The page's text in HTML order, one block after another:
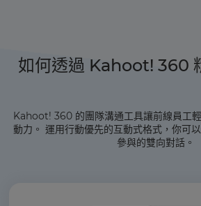
如何透過 Kahoot! 360
Kahoot! 360 的團隊溝通工具讓前線員工
動力。 運用行動優先的互動式格式，你可
參與的雙向對話。